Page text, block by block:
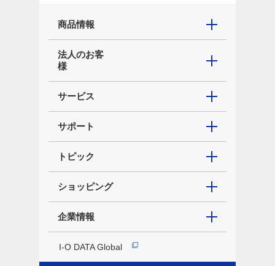
商品情報
法人のお客
様
サービス
サポート
トピック
ショッピング
企業情報
I-O DATA Global